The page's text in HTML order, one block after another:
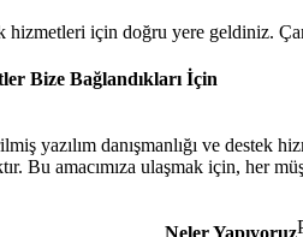
hizmetleri için doğru yere geldiniz.
Bize Bağlandıkları İçin
yazılım danışmanlığı ve destek
Bu amacımıza ulaşmak için, her